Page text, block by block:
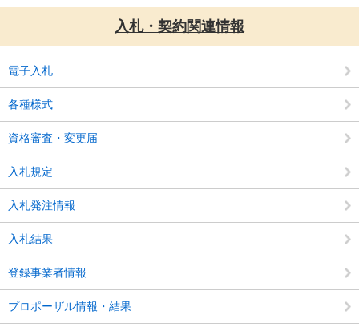
入札・契約関連情報
電子入札
各種様式
資格審査・変更届
入札規定
入札発注情報
入札結果
登録事業者情報
プロポーザル情報・結果